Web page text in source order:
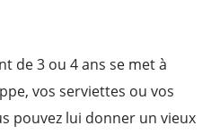
de 3 ou 4 ans se met à
vos serviettes ou vos
pouvez lui donner un vieux